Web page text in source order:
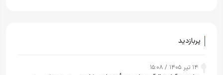
پربازدید
۱۴ تیر ۱۴۰۵ / ۱۵:۰۸